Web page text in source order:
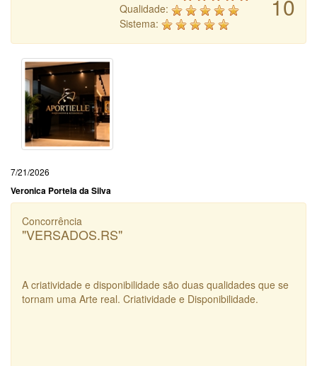
10
Qualidade:
Sistema:
7/21/2026
Veronica Portela da Silva
Concorrência
"VERSADOS.RS"
A criatividade e disponibilidade são duas qualidades que se
tornam uma Arte real. Criatividade e Disponibilidade.